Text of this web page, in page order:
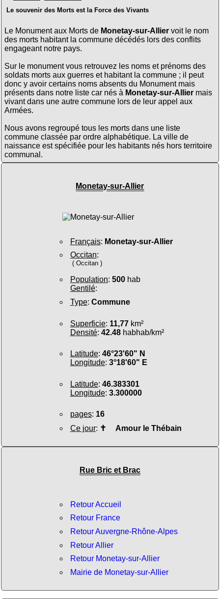
Le souvenir des Morts est la Force des Vivants
Le Monument aux Morts de Monetay-sur-Alliervoit le nom
des morts habitant la commune décédés lors des conflits
engageant notre pays.
Sur le monument vous retrouvez les noms et prénoms des
soldats morts aux guerres et habitant la commune ; il peut
donc y avoir certains noms absents du Monument mais
présents dans notre liste car nés à Monetay-sur-Alliermais
vivant dans une autre commune lors de leur appel aux
Armées.
Nous avons regroupé tous les morts dans une liste
commune classée par ordre alphabétique. La ville de
naissance est spécifiée pour les habitants nés hors territoire
communal.
Monetay-sur-Allier
Français: Monetay-sur-Allier
Occitan:
( Occitan )
Population: 500hab
Gentilé:
Type: Commune
Superficie: 11,77km²
Densité: 42.48habhab/km²
Latitude: 46°23'60" N
Longitude: 3°18'60" E
Latitude: 46.383301
Longitude: 3.300000
pages: 16
Ce jour: ✝ Amour le Thébain
Rue Bric et Brac
Retour Accueil
Retour France
Retour Auvergne-Rhône-Alpes
Retour Allier
Retour Monetay-sur-Allier
Mairie de Monetay-sur-Allier